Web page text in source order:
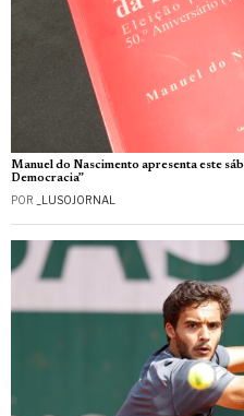
Manuel do Nascimento apresenta este
Democracia”
POR _LUSOJORNAL